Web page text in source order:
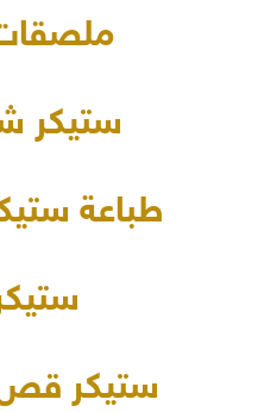
ستيكر
طباعة
ستيكر قص